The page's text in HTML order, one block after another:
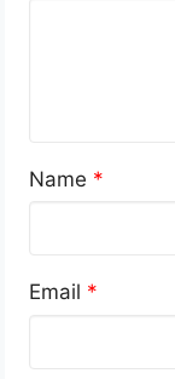
Name *
Email *